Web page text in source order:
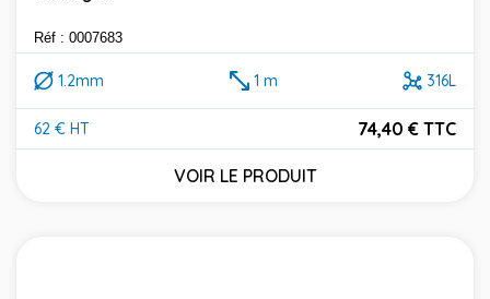
Réf : 0007683
1.2mm 1 m 316L
62 € HT
Prix
74,40 € TTC
VOIR LE PRODUIT